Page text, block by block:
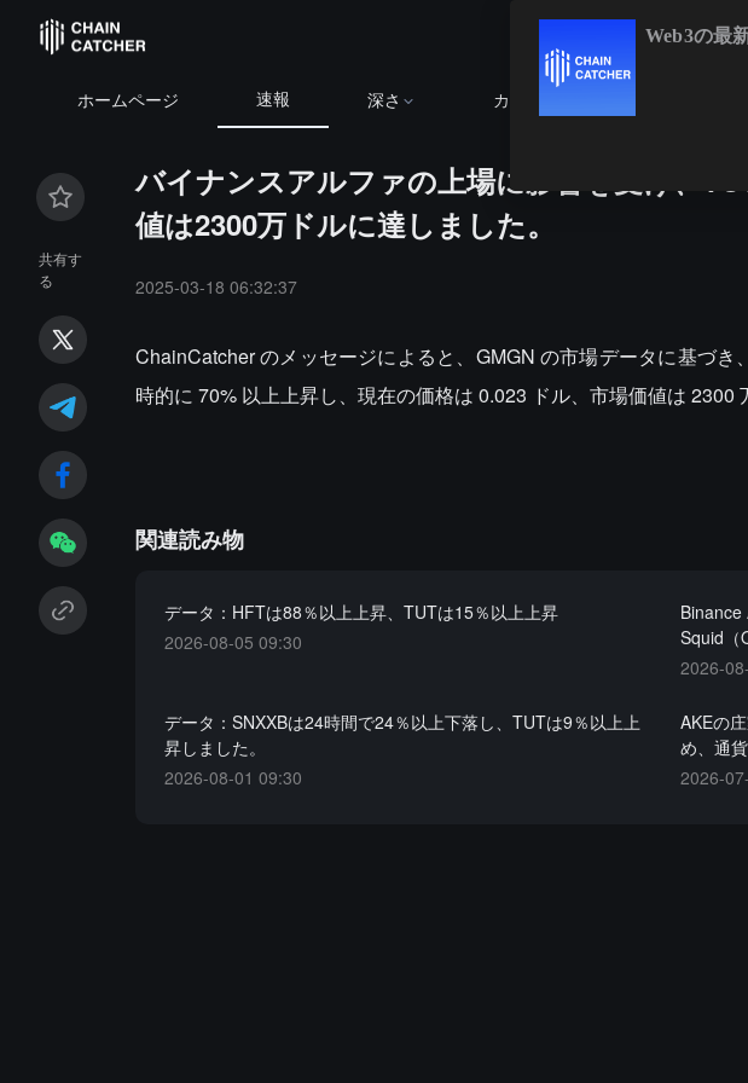
ホームページ 速報 深さ カレンダー
共有す
る
バイナンスアルファの上場に影響を受け、
値は2300万ドルに達しました。
2025-03-18 06:32:37
ChainCatcher のメッセージによると、GMGN の市場データに基づ
時的に 70% 以上上昇し、現在の価格は 0.023 ドル、市場価値は 2300
関連読み物
データ：HFTは88％以上上昇、TUTは15％以上上昇
2026-08-05 09:30
Binance
Squid（
2026-
データ：SNXXBは24時間で24％以上下落し、TUTは9％以上上
昇しました。
2026-08-01 09:30
AKEの
め、通
2026-
Web3の最